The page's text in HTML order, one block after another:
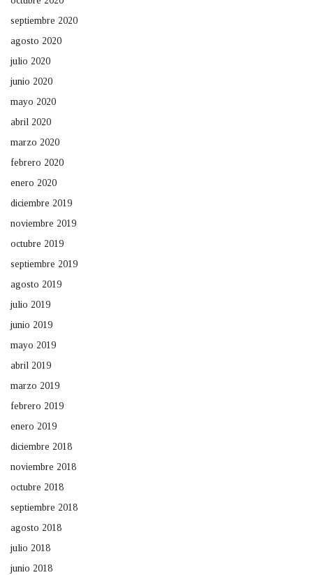
septiembre 2020
agosto 2020
julio 2020
junio 2020
mayo 2020
abril 2020
marzo 2020
febrero 2020
enero 2020
diciembre 2019
noviembre 2019
octubre 2019
septiembre 2019
agosto 2019
julio 2019
junio 2019
mayo 2019
abril 2019
marzo 2019
febrero 2019
enero 2019
diciembre 2018
noviembre 2018
octubre 2018
septiembre 2018
agosto 2018
julio 2018
junio 2018